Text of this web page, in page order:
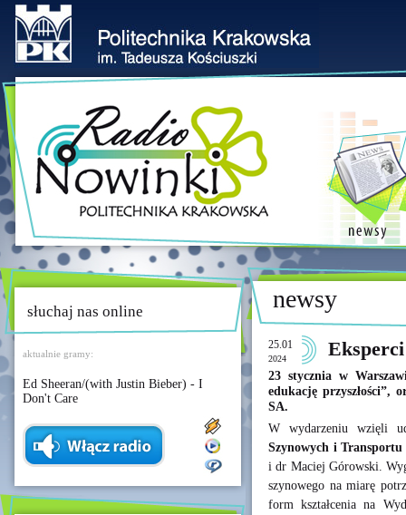
słuchaj nas online
aktualnie gramy:
Ed Sheeran/(with Justin Bieber) - I
Don't Care
newsy
25.01
2024
23 stycznia w
edukację przyszłości”,
SA.
W wydarzeniu wzięli
Szynowych i Transportu
i dr Maciej Górowski.
szynowego na miarę
form kształcenia na